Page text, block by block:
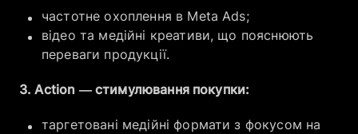
частотне охоплення в Meta Ads;
відео та медійні креативи, що пояснюють
переваги продукції.
3. Action — стимулювання покупки:
таргетовані медійні формати з фокусом на